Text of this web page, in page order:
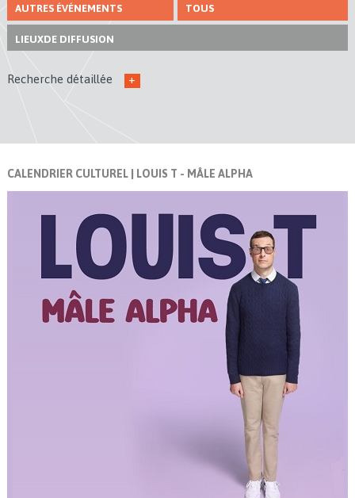
AUTRES ÉVÉNEMENTS TOUS
LIEUXDE DIFFUSION
Recherche détaillée +
CALENDRIER CULTUREL| LOUIS T - MÂLE ALPHA